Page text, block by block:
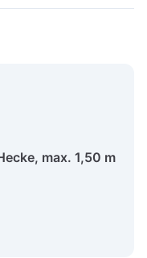
max. 1,50 m